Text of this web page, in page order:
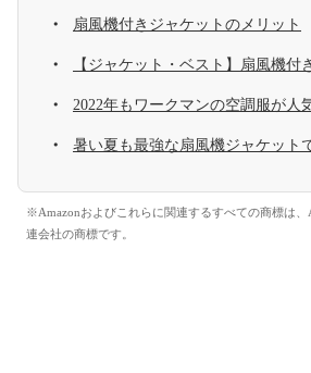
扇風機付きジャケットのメリット
【ジャケット・ベスト】扇風機付
2022年もワークマンの空調服が人
暑い夏も最強な扇風機ジャケット
※Amazonおよびこれらに関連するすべての商標は、
連会社の商標です。